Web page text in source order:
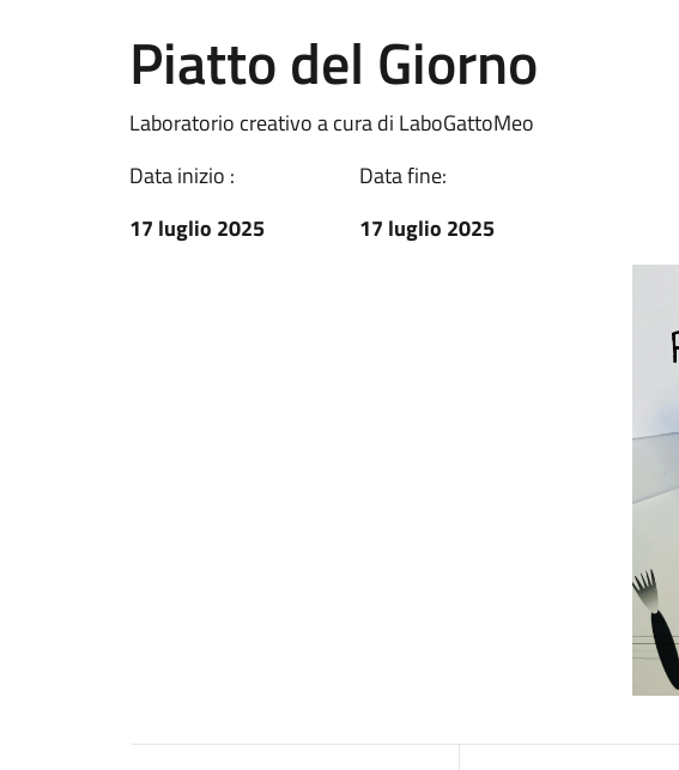
Piatto del Giorno
Laboratorio creativo a cura di LaboGattoMeo
Data inizio :
17 luglio 2025
Data fine:
17 luglio 2025